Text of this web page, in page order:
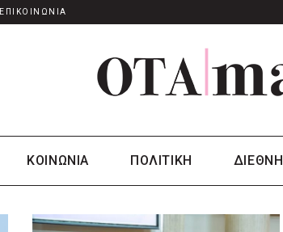
ΕΠΙΚΟΙΝΩΝΙΑ
ΚΟΙΝΩΝΙΑ ΠΟΛΙΤΙΚΗ ΔΙΕΘΝΗ